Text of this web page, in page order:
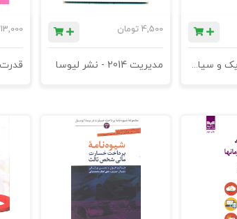
مدیریت استراتژیک و سیاست کسب و کار-جلد اول- دفتر پژوهشها
4,500 تومان
مدیریت 2014 - نشر لیوسا
13,000